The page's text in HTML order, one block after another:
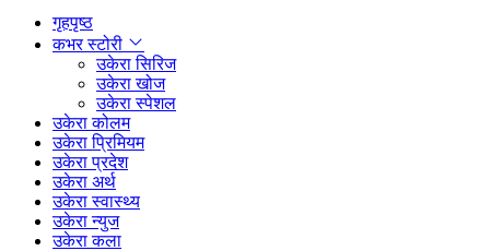
गृहपृष्ठ
कभर स्टोरी
उकेरा सिरिज
उकेरा खोज
उकेरा स्पेशल
उकेरा कोलम
उकेरा प्रिमियम
उकेरा प्रदेश
उकेरा अर्थ
उकेरा स्वास्थ्य
उकेरा न्युज
उकेरा कला